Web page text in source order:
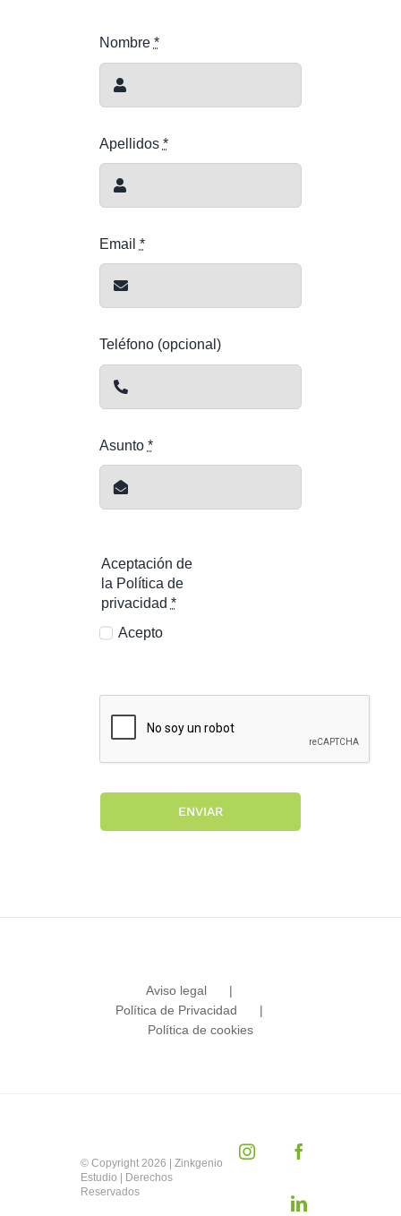
Nombre *
Apellidos *
Email *
Teléfono (opcional)
Asunto *
Aceptación de
la Política de
privacidad *
Acepto
ENVIAR
Aviso legal
Política de Privacidad
Política de cookies
© Copyright 2026 | Zinkgenio
Estudio | Derechos
Reservados
InstagramFacebook
LinkedIn